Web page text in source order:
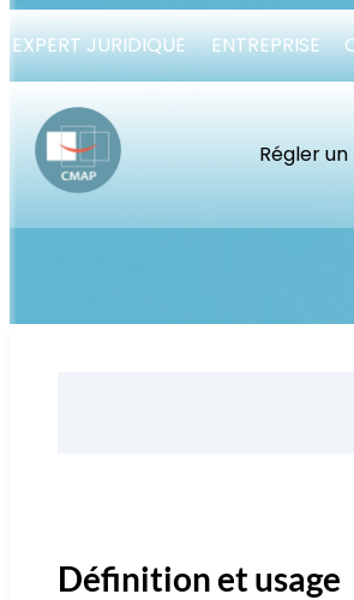
EXPERT JURIDIQUE ENTREPRISE
Régler
Définition et usage